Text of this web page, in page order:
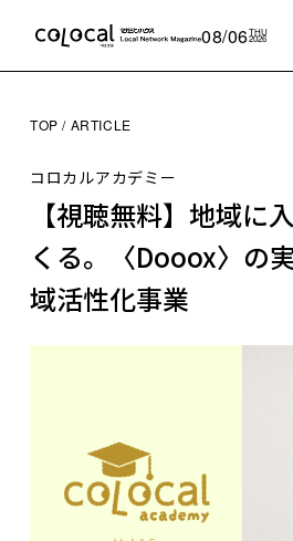
08/06THU
2026
TOP ARTICLE
コロカルアカデミー
【視聴無料】地域に
くる。〈Dooox〉の
域活性化事業